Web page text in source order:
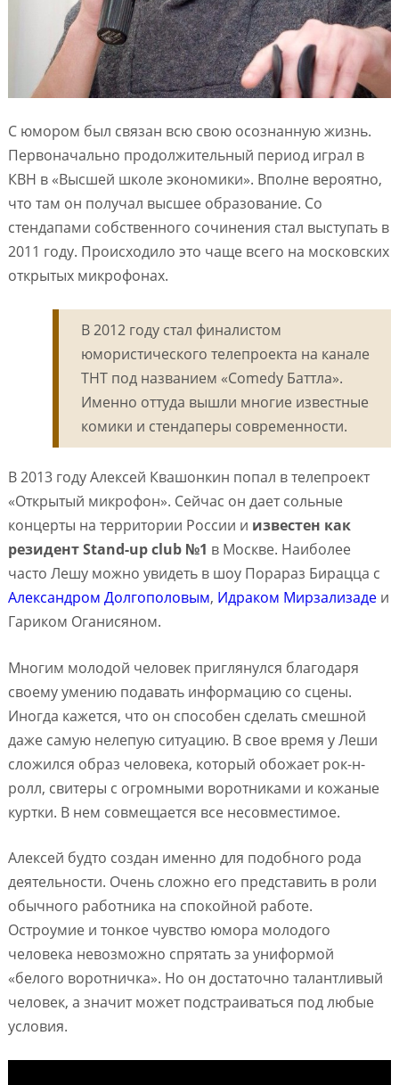
С юмором был связан всю свою осознанную жизнь.
Первоначально продолжительный период играл в
КВН в «Высшей школе экономики». Вполне вероятно,
что там он получал высшее образование. Со
стендапами собственного сочинения стал выступать в
2011 году. Происходило это чаще всего на московских
открытых микрофонах.
В 2012 году стал финалистом
юмористического телепроекта на канале
ТНТ под названием «Comedy Баттла».
Именно оттуда вышли многие известные
комики и стендаперы современности.
В 2013 году Алексей Квашонкин попал в телепроект
«Открытый микрофон». Сейчас он дает сольные
концерты на территории России и известен как
резидент Stand-up club №1 в Москве. Наиболее
часто Лешу можно увидеть в шоу Порараз Бирацца с
Александром Долгополовым, Идраком Мирзализадеи
Гариком Оганисяном.
Многим молодой человек приглянулся благодаря
своему умению подавать информацию со сцены.
Иногда кажется, что он способен сделать смешной
даже самую нелепую ситуацию. В свое время у Леши
сложился образ человека, который обожает рок-н-
ролл, свитеры с огромными воротниками и кожаные
куртки. В нем совмещается все несовместимое.
Алексей будто создан именно для подобного рода
деятельности. Очень сложно его представить в роли
обычного работника на спокойной работе.
Остроумие и тонкое чувство юмора молодого
человека невозможно спрятать за униформой
«белого воротничка». Но он достаточно талантливый
человек, а значит может подстраиваться под любые
условия.